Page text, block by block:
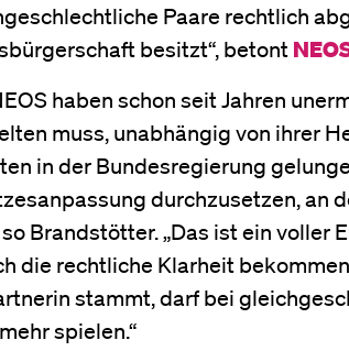
Paare rechtlich
besitzt“, betont
haben schon seit Jahren
muss, unabhängig von ihrer
in der Bundesregierung
durchzusetzen, an
so Brandstötter. „Das ist ein
die rechtliche Klarheit
stammt, darf bei
spielen.“